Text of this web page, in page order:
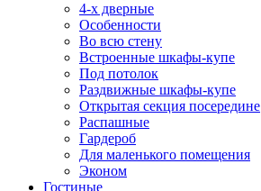
4-х дверные
Особенности
Во всю стену
Встроенные шкафы-купе
Под потолок
Раздвижные шкафы-купе
Открытая секция посередине
Распашные
Гардероб
Для маленького помещения
Эконом
Гостиные